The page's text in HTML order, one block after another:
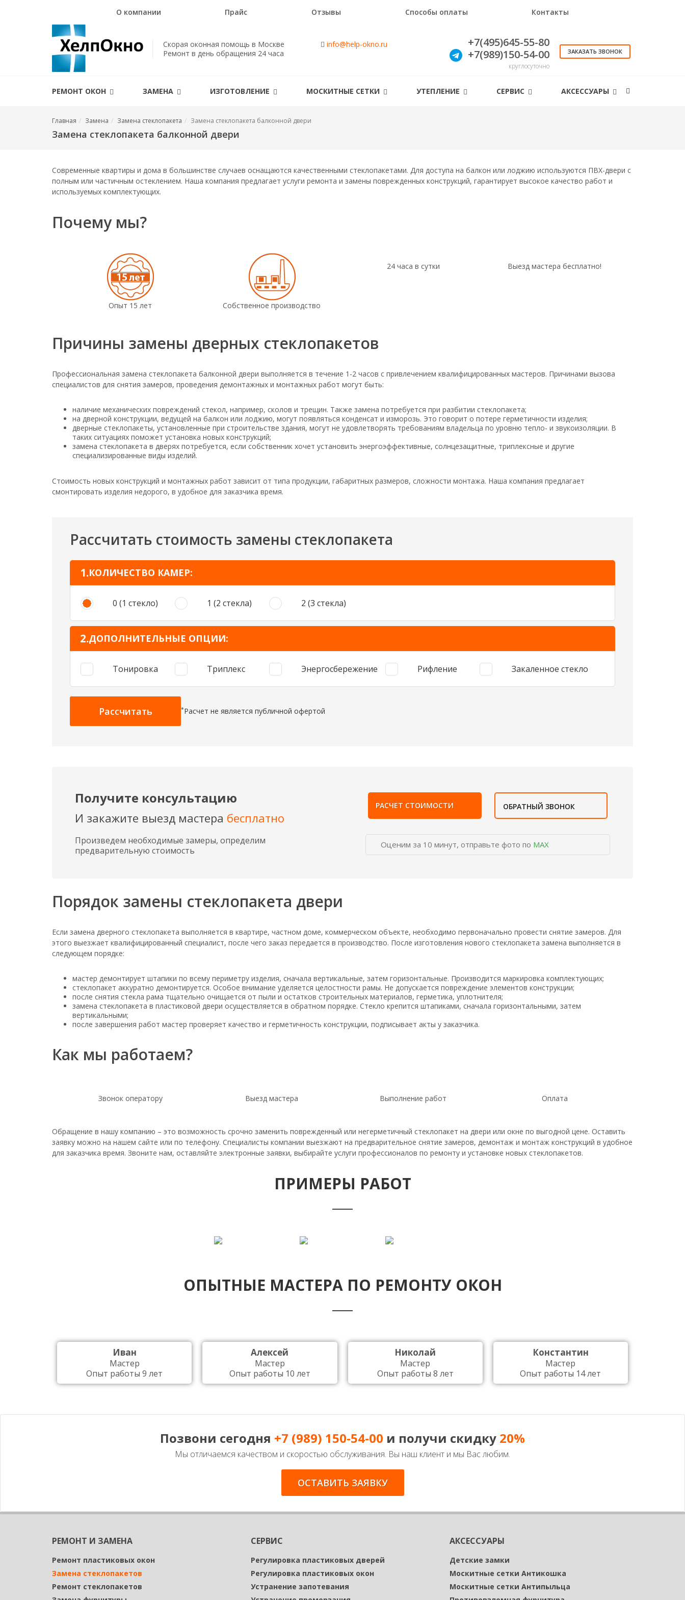
О компании Прайс Отзывы Способы оплаты Контакты
Скорая оконная помощь в Москве
Ремонт в день обращения 24 часа
info@help-okno.ru
+7(495)645-55-80
+7(989)150-54-00
круглосуточно
ЗАКАЗАТЬ ЗВОНОК
РЕМОНТ ОКОН ЗАМЕНА ИЗГОТОВЛЕНИЕ МОСКИТНЫЕ СЕТКИ УТЕПЛЕНИЕ СЕРВИС АКСЕССУАРЫ
Главная Замена Замена стеклопакета Замена стеклопакета балконной двери
Замена стеклопакета балконной двери
Современные квартиры и дома в большинстве случаев оснащаются качественными стеклопакетами. Для доступа на балкон или лоджию используются ПВХ-двери с
полным или частичным остеклением. Наша компания предлагает услуги ремонта и замены поврежденных конструкций, гарантирует высокое качество работ и
используемых комплектующих.
Почему мы?
Опыт 15 лет Собственное производство
24 часа в сутки Выезд мастера бесплатно!
Причины замены дверных стеклопакетов
Профессиональная замена стеклопакета балконной двери выполняется в течение 1-2 часов с привлечением квалифицированных мастеров. Причинами вызова
специалистов для снятия замеров, проведения демонтажных и монтажных работ могут быть:
наличие механических повреждений стекол, например, сколов и трещин. Также замена потребуется при разбитии стеклопакета;
на дверной конструкции, ведущей на балкон или лоджию, могут появляться конденсат и изморозь. Это говорит о потере герметичности изделия;
дверные стеклопакеты, установленные при строительстве здания, могут не удовлетворять требованиям владельца по уровню тепло- и звукоизоляции. В
таких ситуациях поможет установка новых конструкций;
замена стеклопакета в дверях потребуется, если собственник хочет установить энергоэффективные, солнцезащитные, триплексные и другие
специализированные виды изделий.
Стоимость новых конструкций и монтажных работ зависит от типа продукции, габаритных размеров, сложности монтажа. Наша компания предлагает
смонтировать изделия недорого, в удобное для заказчика время.
Рассчитать стоимость замены стеклопакета
КОЛИЧЕСТВО КАМЕР:
0 (1 стекло) 1 (2 стекла) 2 (3 стекла)
ДОПОЛНИТЕЛЬНЫЕ ОПЦИИ:
Тонировка Триплекс Энергосбережение Рифление Закаленное стекло
*Расчет не является публичной офертой
Получите консультацию
И закажите выезд мастера бесплатно
Произведем необходимые замеры, определим
предварительную стоимость
РАСЧЕТ СТОИМОСТИ ОБРАТНЫЙ ЗВОНОК
Оценим за 10 минут, отправьте фото по MAX
Порядок замены стеклопакета двери
Если замена дверного стеклопакета выполняется в квартире, частном доме, коммерческом объекте, необходимо первоначально провести снятие замеров. Для
этого выезжает квалифицированный специалист, после чего заказ передается в производство. После изготовления нового стеклопакета замена выполняется в
следующем порядке:
мастер демонтирует штапики по всему периметру изделия, сначала вертикальные, затем горизонтальные. Производится маркировка комплектующих;
стеклопакет аккуратно демонтируется. Особое внимание уделяется целостности рамы. Не допускается повреждение элементов конструкции;
после снятия стекла рама тщательно очищается от пыли и остатков строительных материалов, герметика, уплотнителя;
замена стеклопакета в пластиковой двери осуществляется в обратном порядке. Стекло крепится штапиками, сначала горизонтальными, затем
вертикальными;
после завершения работ мастер проверяет качество и герметичность конструкции, подписывает акты у заказчика.
Как мы работаем?
Звонок оператору Выезд мастера Выполнение работ Оплата
Обращение в нашу компанию – это возможность срочно заменить поврежденный или негерметичный стеклопакет на двери или окне по выгодной цене. Оставить
заявку можно на нашем сайте или по телефону. Специалисты компании выезжают на предварительное снятие замеров, демонтаж и монтаж конструкций в удобное
для заказчика время. Звоните нам, оставляйте электронные заявки, выбирайте услуги профессионалов по ремонту и установке новых стеклопакетов.
ПРИМЕРЫ РАБОТ
ОПЫТНЫЕ МАСТЕРА ПО РЕМОНТУ ОКОН
Иван
Мастер
Опыт работы 9 лет
Алексей
Мастер
Опыт работы 10 лет
Николай
Мастер
Опыт работы 8 лет
Константин
Мастер
Опыт работы 14 лет
Позвони сегодня +7 (989) 150-54-00 и получи скидку 20%
Мы отличаемся качеством и скоростью обслуживания. Вы наш клиент и мы Вас любим.
ОСТАВИТЬ ЗАЯВКУ
РЕМОНТ И ЗАМЕНА
Ремонт пластиковых окон
Замена стеклопакетов
Ремонт стеклопакетов
СЕРВИС
Регулировка пластиковых дверей
Регулировка пластиковых окон
Устранение запотевания
АКСЕССУАРЫ
Детские замки
Москитные сетки Антикошка
Москитные сетки Антипыльца